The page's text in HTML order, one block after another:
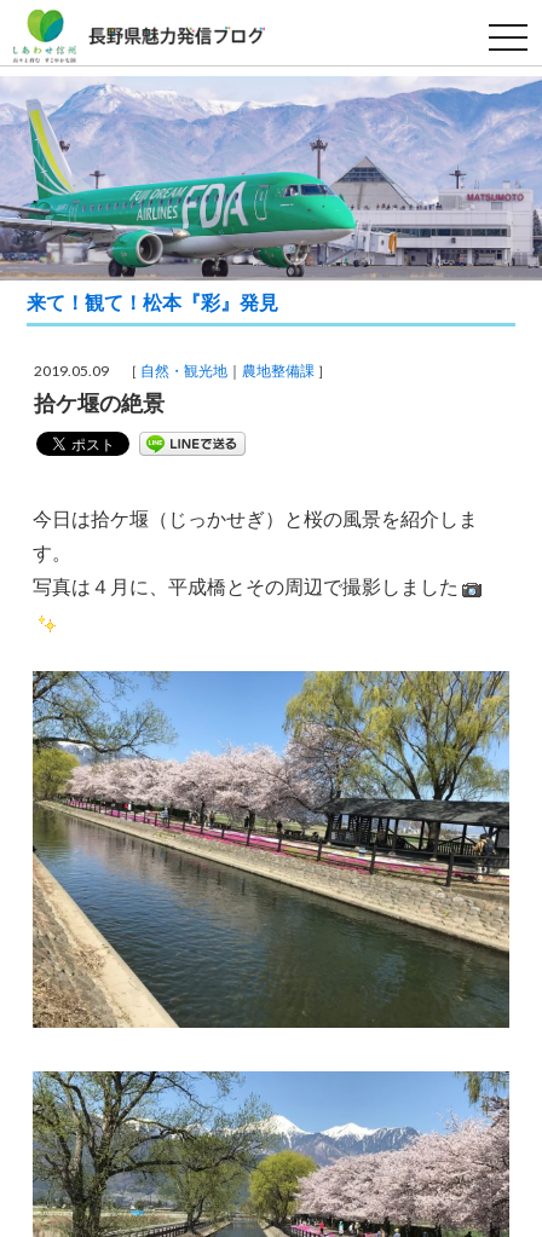
t
o
g
g
l
e
n
a
v
i
a
t
i
o
来て！観て！松本『彩』発見
2019.05.09 ［ 自然・観光地 農地整備課 ］
拾ケ堰の絶景
今日は拾ケ堰（じっかせぎ）と桜の風景を紹介しま
す。
写真は４月に、平成橋とその周辺で撮影しました